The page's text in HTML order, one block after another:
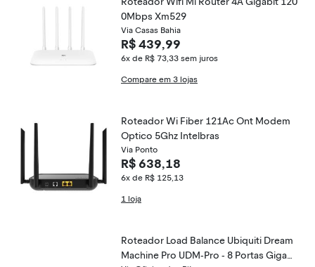
0Mbps Xm529
Via Casas Bahia
R$ 439,99
6x de R$ 73,33 sem juros
Compare em 3 lojas
Roteador Wi Fiber 121Ac Ont Modem
Optico 5Ghz Intelbras
Via Ponto
R$ 638,18
6x de R$ 125,13
1 loja
Roteador Load Balance Ubiquiti Dream
Machine Pro UDM-Pro - 8 Portas Gigabi